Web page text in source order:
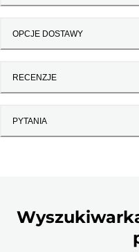
OPCJE DOSTAWY
RECENZJE
PYTANIA